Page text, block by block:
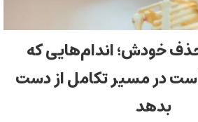
خودش؛ اندام‌هایی که
در مسیر تکامل از دست
بدهد